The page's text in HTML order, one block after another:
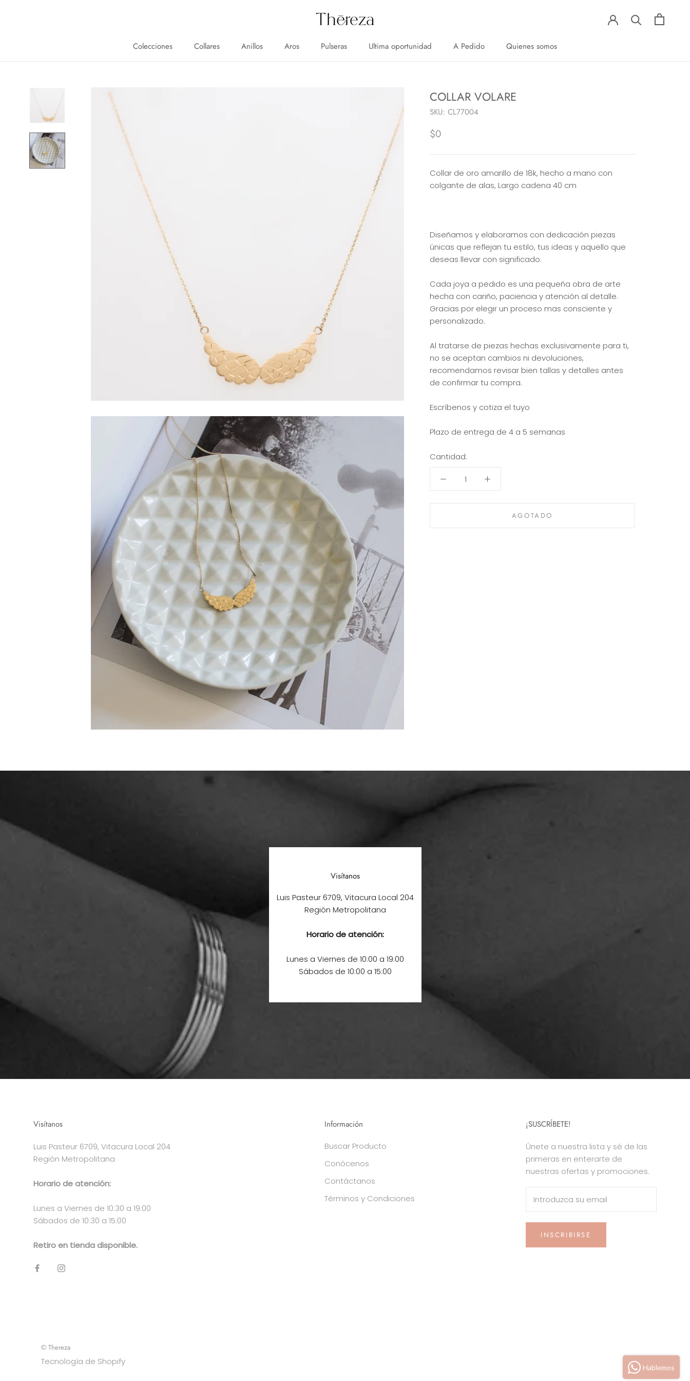
Colecciones
Collares
Anillos
Aros
Pulseras
Ultima oportunidad
A Pedido
Quienes somos
COLLAR VOLARE
SKU: CL77004
$0
Collar de oro amarillo de 18k, hecho a mano con
colgante de alas, Largo cadena 40 cm
Diseñamos y elaboramos con dedicación piezas
únicas que reflejan tu estilo, tus ideas y aquello que
deseas llevar con significado.
Cada joya a pedido es una pequeña obra de arte
hecha con cariño, paciencia y atención al detalle.
Gracias por elegir un proceso mas consciente y
personalizado.
Al tratarse de piezas hechas exclusivamente para ti,
no se aceptan cambios ni devoluciones,
recomendamos revisar bien tallas y detalles antes
de confirmar tu compra.
Escríbenos y cotiza el tuyo
Plazo de entrega de 4 a 5 semanas
Cantidad:
AGOTADO
Visítanos
Luis Pasteur 6709, Vitacura Local 204
Región Metropolitana
Horario de atención:
Lunes a Viernes de 10:00 a 19:00
Sábados de 10:00 a 15:00
Visítanos
Luis Pasteur 6709, Vitacura Local 204
Región Metropolitana
Horario de atención:
Lunes a Viernes de 10:30 a 19:00
Sábados de 10:30 a 15:00
Retiro en tienda disponible.
Información
Buscar Producto
Conócenos
Contáctanos
Términos y Condiciones
¡SUSCRÍBETE!
Únete a nuestra lista y sé de las
primeras en enterarte de
nuestras ofertas y promociones.
INSCRIBIRSE
© Thereza
Tecnología de Shopify
Hablemos